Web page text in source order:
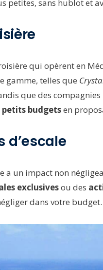
petites, sans hublot et
qui opèrent en
gamme, telles que
que des
petits budgetsen
d’escale
a un impact non
exclusivesou des
dans votre budget.